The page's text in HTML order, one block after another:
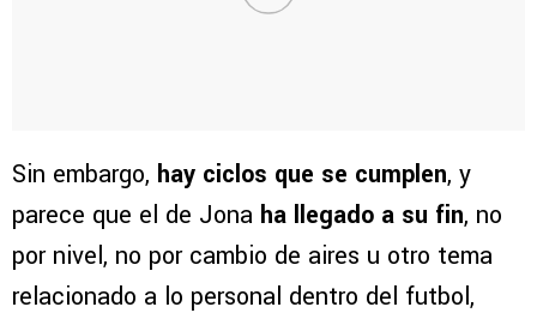
Sin embargo, hay ciclos que se cumplen, y
parece que el de Jona ha llegado a su fin, no
por nivel, no por cambio de aires u otro tema
relacionado a lo personal dentro del futbol,